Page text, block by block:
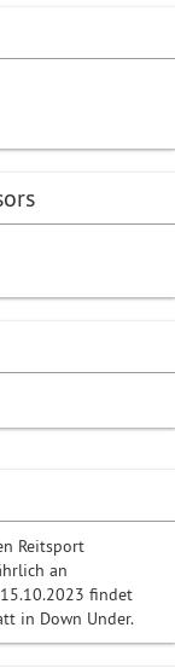
Reitsport
an
findet
in Down Under.